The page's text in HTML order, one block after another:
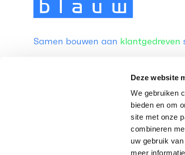
Deze website
We gebruiken
bieden en om
site met onze
combineren
uw gebruik
meer
Samen bouwen aan klantgedreven